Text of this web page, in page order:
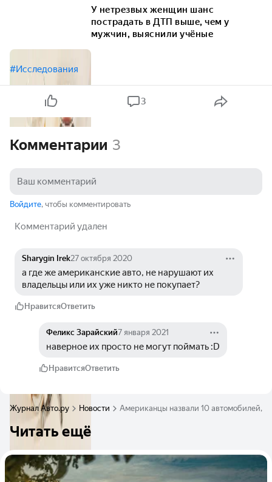
У нетрезвых женщин шанс
пострадать в ДТП выше, чем у
мужчин, выяснили учёные
#Исследования
3
Комментарии 3
Войдите, чтобы комментировать
Комментарий удален
Sharygin Irek27 октября 2020
а где же американские авто, не нарушают их
владельцы или их уже никто не покупает?
НравитсяОтветить
Феликс Зарайский7 января 2021
наверное их просто не могут поймать :D
НравитсяОтветить
Журнал Авто.ру Новости Американцы назвали 10 автомобилей,
Читать ещё